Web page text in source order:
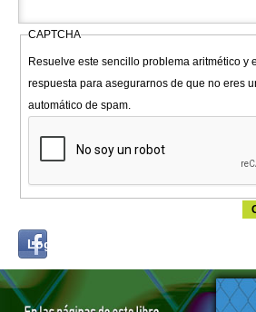
CAPTCHA
Resuelve este sencillo problema aritmético y
respuesta para asegurarnos de que no eres
automático de spam.
Log in with...